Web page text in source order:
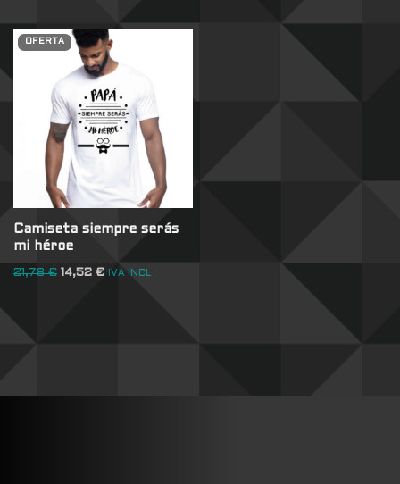
OFERTA
Camiseta siempre serás
mi héroe
21,78€ 14,52 € IVA INCL